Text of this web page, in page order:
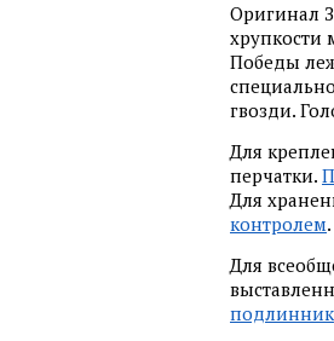
Оригинал
хрупкости
Победы
гвозди.
Для
перчатки.
Для
контролем.
Для
подлинник